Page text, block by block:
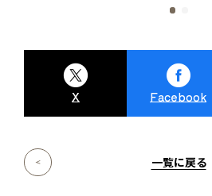
X Facebook
一覧に戻る